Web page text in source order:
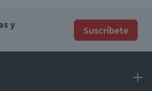
y
Suscríbete